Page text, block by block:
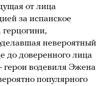
от лица
за испанское
герцогини,
невероятный
до доверенного лица
водевиля Эжена
популярного